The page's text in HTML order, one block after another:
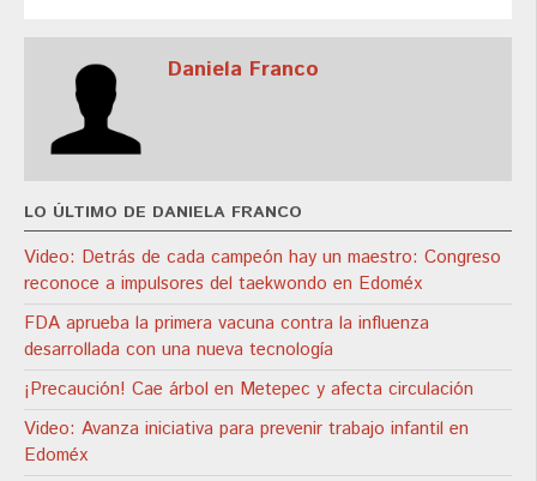
Daniela Franco
LO ÚLTIMO DE DANIELA FRANCO
Video: Detrás de cada campeón hay un maestro: Congreso
reconoce a impulsores del taekwondo en Edoméx
FDA aprueba la primera vacuna contra la influenza
desarrollada con una nueva tecnología
¡Precaución! Cae árbol en Metepec y afecta circulación
Video: Avanza iniciativa para prevenir trabajo infantil en
Edoméx